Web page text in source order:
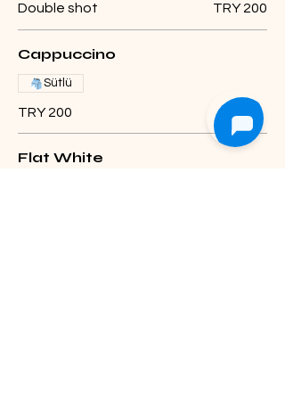
Double shot
TRY 200
Cappuccino
TRY 200
Sütlü
Flat White